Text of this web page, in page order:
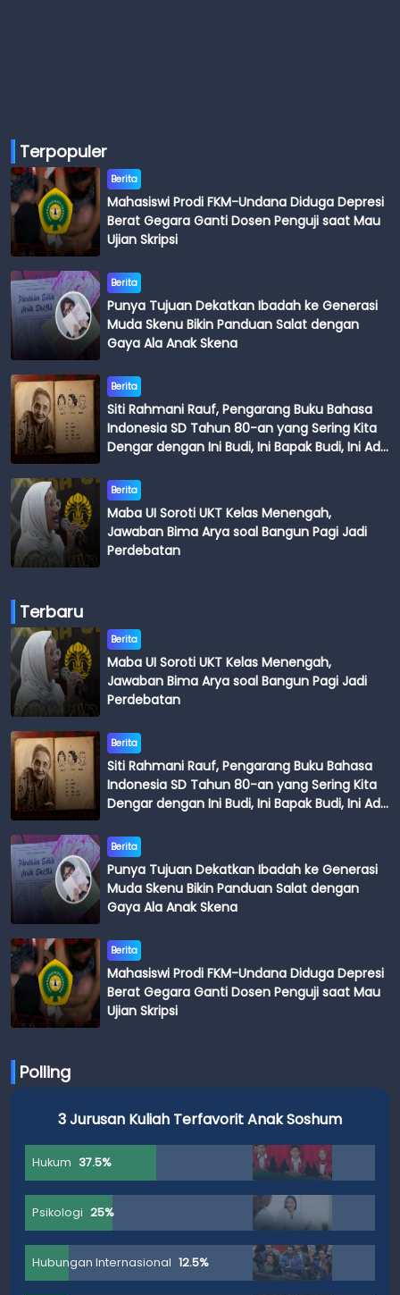
Terpopuler
Berita
Mahasiswi Prodi FKM-Undana Diduga Depresi
Berat Gegara Ganti Dosen Penguji saat Mau
Ujian Skripsi
Berita
Punya Tujuan Dekatkan Ibadah ke Generasi
Muda Skenu Bikin Panduan Salat dengan
Gaya Ala Anak Skena
Berita
Siti Rahmani Rauf, Pengarang Buku Bahasa
Indonesia SD Tahun 80-an yang Sering Kita
Dengar dengan Ini Budi, Ini Bapak Budi, Ini Adik
Berita
Maba UI Soroti UKT Kelas Menengah,
Jawaban Bima Arya soal Bangun Pagi Jadi
Perdebatan
Terbaru
Berita
Maba UI Soroti UKT Kelas Menengah,
Jawaban Bima Arya soal Bangun Pagi Jadi
Perdebatan
Berita
Siti Rahmani Rauf, Pengarang Buku Bahasa
Indonesia SD Tahun 80-an yang Sering Kita
Dengar dengan Ini Budi, Ini Bapak Budi, Ini Adik
Berita
Punya Tujuan Dekatkan Ibadah ke Generasi
Muda Skenu Bikin Panduan Salat dengan
Gaya Ala Anak Skena
Berita
Mahasiswi Prodi FKM-Undana Diduga Depresi
Berat Gegara Ganti Dosen Penguji saat Mau
Ujian Skripsi
Polling
3 Jurusan Kuliah Terfavorit Anak Soshum
Hukum 37.5%
Psikologi 25%
Hubungan Internasional 12.5%